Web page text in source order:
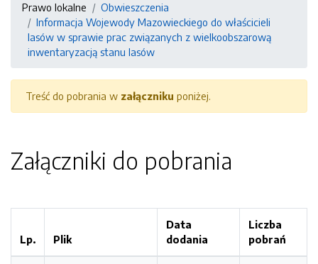
Prawo lokalne
Obwieszczenia
Informacja Wojewody Mazowieckiego do właścicieli
lasów w sprawie prac związanych z wielkoobszarową
inwentaryzacją stanu lasów
Treść do pobrania w załączniku poniżej.
Załączniki do pobrania
Lp. Plik
Data
dodania
Liczba
pobrań